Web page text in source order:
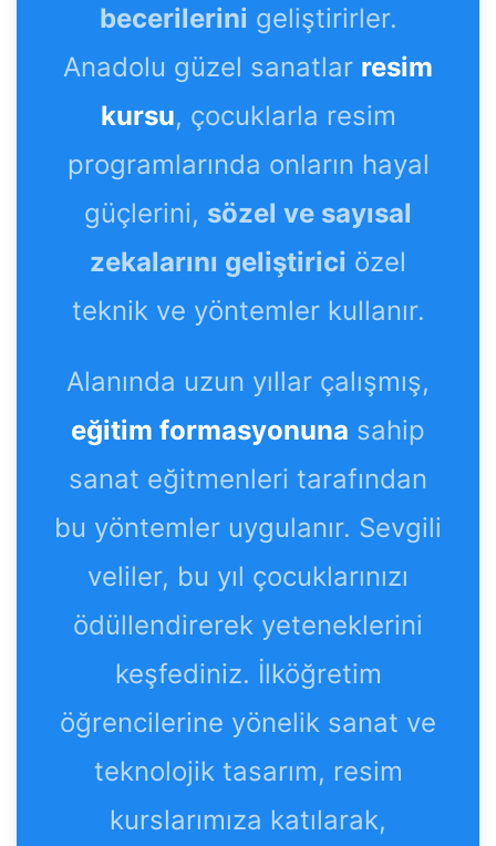
becerilerini geliştirirler.
Anadolu güzel sanatlar resim
kursu, çocuklarla resim
programlarında onların hayal
güçlerini, sözel ve sayısal
zekalarını geliştirici özel
teknik ve yöntemler kullanır.
Alanında uzun yıllar çalışmış,
eğitim formasyonuna sahip
sanat eğitmenleri tarafından
bu yöntemler uygulanır. Sevgili
veliler, bu yıl çocuklarınızı
ödüllendirerek yeteneklerini
keşfediniz. İlköğretim
öğrencilerine yönelik sanat ve
teknolojik tasarım, resim
kurslarımıza katılarak,